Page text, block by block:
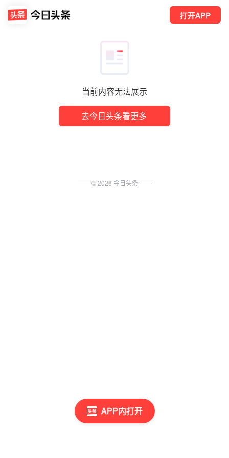
当前内容无法展示
去今日头条看更多
打开APP
APP内打开
—— ©2026 今日头条 ——